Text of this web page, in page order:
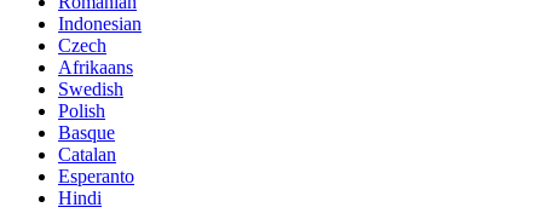
Indonesian
Czech
Afrikaans
Swedish
Polish
Basque
Catalan
Esperanto
Hindi